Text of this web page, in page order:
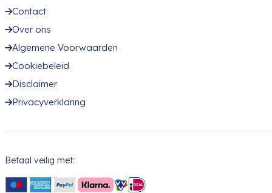
Contact
Over ons
Algemene Voorwaarden
Cookiebeleid
Disclaimer
Privacyverklaring
Betaal veilig met: